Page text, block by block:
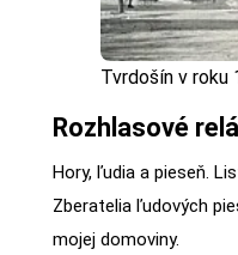
Tvrdošín v roku
Rozhlasové
Hory, ľudia a pieseň.
Zberatelia ľudových
mojej domoviny.